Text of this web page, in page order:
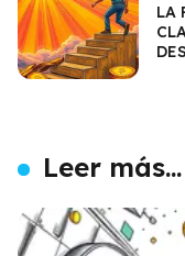
LA
Leer más...